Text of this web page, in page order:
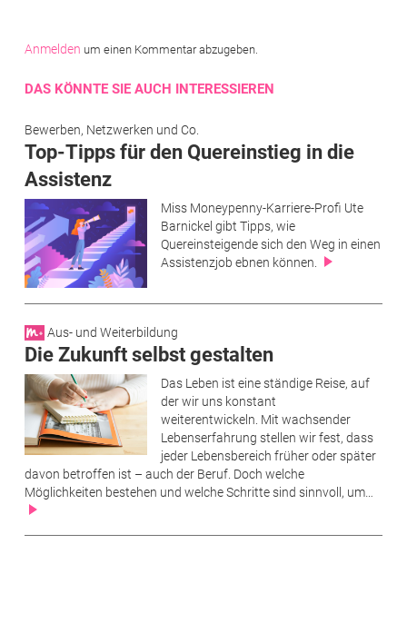
Anmelden um einen Kommentar abzugeben.
DAS KÖNNTE SIE AUCH INTERESSIEREN
Bewerben, Netzwerken und Co.
Top-Tipps für den Quereinstieg in die
Assistenz
Miss Moneypenny-Karriere-Profi Ute
Barnickel gibt Tipps, wie
Quereinsteigende sich den Weg in einen
Assistenzjob ebnen können.
Aus- und Weiterbildung
Die Zukunft selbst gestalten
Das Leben ist eine ständige Reise, auf
der wir uns konstant
weiterentwickeln. Mit­ ­wachsender
Lebenserfahrung stellen wir fest, dass
jeder Lebensbereich früher oder sp­äter
davon betroffen ist – auch der Beruf. Doch welche
Möglichkeiten bestehen und welche Schritte sind sinnvoll, um…